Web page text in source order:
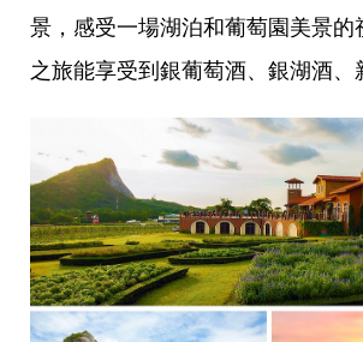
景，感受一場湖泊和葡萄園美景
之旅能享受到銀葡萄酒、銀湖酒、